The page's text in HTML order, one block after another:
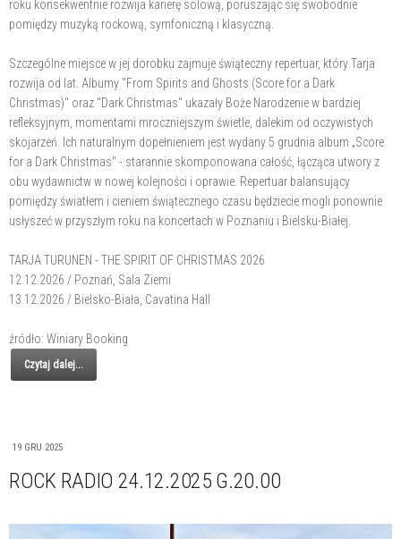
roku konsekwentnie rozwija karierę solową, poruszając się swobodnie
pomiędzy muzyką rockową, symfoniczną i klasyczną.
Szczególne miejsce w jej dorobku zajmuje świąteczny repertuar, który Tarja
rozwija od lat. Albumy "From Spirits and Ghosts (Score for a Dark
Christmas)" oraz "Dark Christmas" ukazały Boże Narodzenie w bardziej
refleksyjnym, momentami mroczniejszym świetle, dalekim od oczywistych
skojarzeń. Ich naturalnym dopełnieniem jest wydany 5 grudnia album „Score
for a Dark Christmas" - starannie skomponowana całość, łącząca utwory z
obu wydawnictw w nowej kolejności i oprawie. Repertuar balansujący
pomiędzy światłem i cieniem świątecznego czasu będziecie mogli ponownie
usłyszeć w przyszłym roku na koncertach w Poznaniu i Bielsku-Białej.
TARJA TURUNEN - THE SPIRIT OF CHRISTMAS 2026
12.12.2026 / Poznań, Sala Ziemi
13.12.2026 / Bielsko-Biała, Cavatina Hall
źródło: Winiary Booking
Czytaj dalej...
19 GRU 2025
ROCK RADIO 24.12.2025 G.20.00